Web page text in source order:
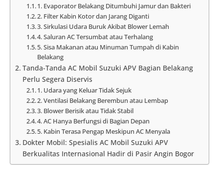
1. Evaporator Belakang Ditumbuhi Jamur dan Bakteri
2. Filter Kabin Kotor dan Jarang Diganti
3. Sirkulasi Udara Buruk Akibat Blower Lemah
4. Saluran AC Tersumbat atau Terhalang
5. Sisa Makanan atau Minuman Tumpah di Kabin
Belakang
Tanda-Tanda AC Mobil Suzuki APV Bagian Belakang
Perlu Segera Diservis
1. Udara yang Keluar Tidak Sejuk
2. Ventilasi Belakang Berembun atau Lembap
3. Blower Berisik atau Tidak Stabil
4. AC Hanya Berfungsi di Bagian Depan
5. Kabin Terasa Pengap Meskipun AC Menyala
Dokter Mobil: Spesialis AC Mobil Suzuki APV
Berkualitas Internasional Hadir di Pasir Angin Bogor